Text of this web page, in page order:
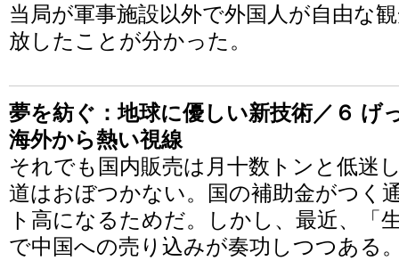
当局が軍事施設以外で外国人が自由な
放したことが分かった。
夢を紡ぐ：地球に優しい新技術／６ げ
海外から熱い視線
それでも国内販売は月十数トンと低迷
道はおぼつかない。国の補助金がつく
ト高になるためだ。しかし、最近、「
で中国への売り込みが奏功しつつある